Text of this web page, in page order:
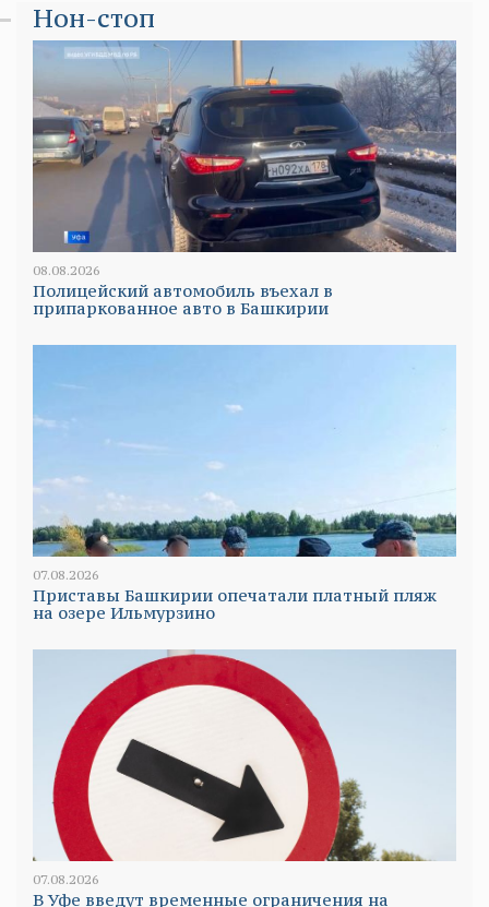
Нон-стоп
08.08.2026
Полицейский автомобиль въехал в
припаркованное авто в Башкирии
07.08.2026
Приставы Башкирии опечатали платный пляж
на озере Ильмурзино
07.08.2026
В Уфе введут временные ограничения на